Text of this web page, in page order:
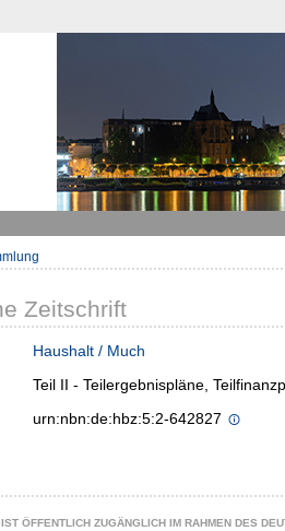
Zeitschrift
Haushalt / Much
Teil II - Teilergebnispläne,
urn:nbn:de:hbz:5:2-642827
ÖFFENTLICH ZUGÄNGLICH IM RAHMEN DES